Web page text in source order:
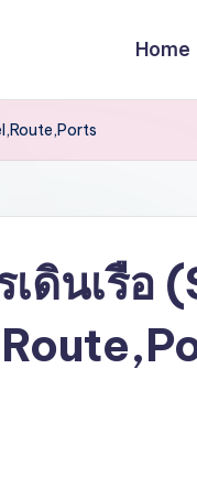
Home
ดินเรือ